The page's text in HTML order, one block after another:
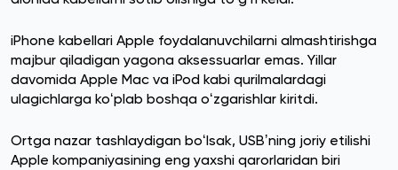
iPhone kabellari Apple foydalanuvchilarni almashtirishga
majbur qiladigan yagona aksessuarlar emas. Yillar
davomida Apple Mac va iPod kabi qurilmalardagi
ulagichlarga koʻplab boshqa oʻzgarishlar kiritdi.
Ortga nazar tashlaydigan boʻlsak, USBʼning joriy etilishi
Apple kompaniyasining eng yaxshi qarorlaridan biri